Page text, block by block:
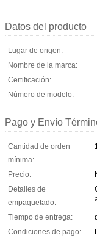
Datos del producto
Lugar de origen:
Nombre de la marca:
Certificación:
Número de modelo:
Pago y Envío
Cantidad de orden
mínima:
Precio:
Detalles de
empaquetado:
Tiempo de entrega:
Condiciones de pago: